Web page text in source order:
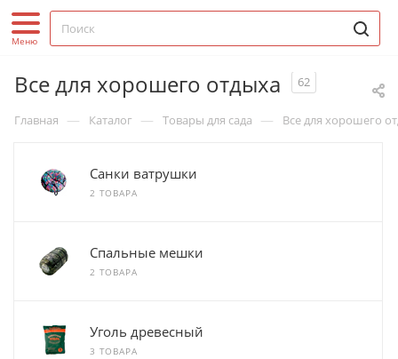
Все для хорошего отдыха 62
Главная — Каталог — Товары для сада — Все для хорошего
Санки ватрушки
2 ТОВАРА
Спальные мешки
2 ТОВАРА
Уголь древесный
3 ТОВАРА